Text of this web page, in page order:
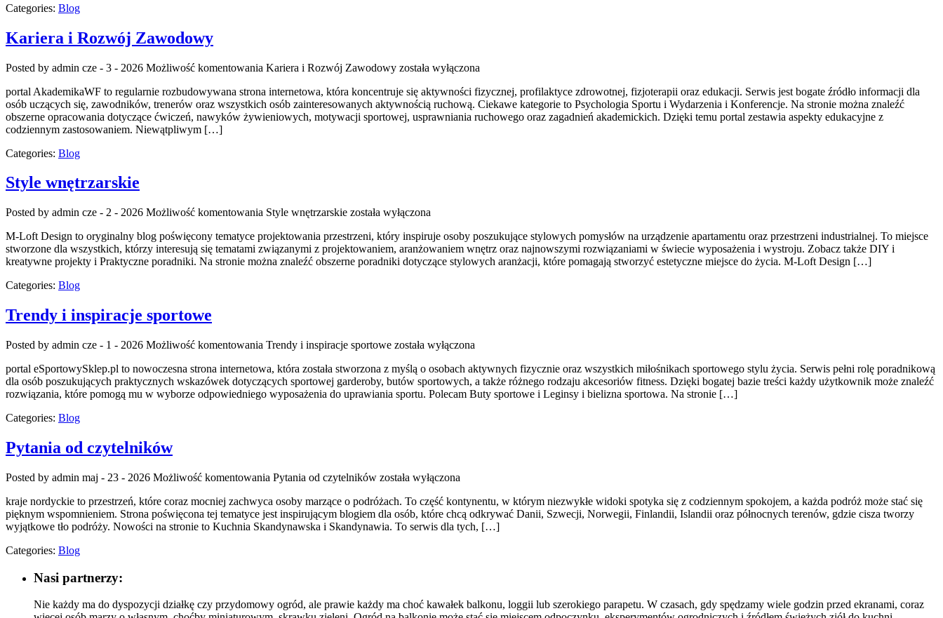
Categories: Blog
Kariera i Rozwój Zawodowy
Posted by admin cze - 3 - 2026 Możliwość komentowania Kariera i Rozwój Zawodowy została wyłączona
portal AkademikaWF to regularnie rozbudowywana strona internetowa, która koncentruje się aktywności fizycznej, profilaktyce zdrowotnej, fizjoterapii oraz edukacji. Serwis jest bogate źródło informacji dla
osób uczących się, zawodników, trenerów oraz wszystkich osób zainteresowanych aktywnością ruchową. Ciekawe kategorie to Psychologia Sportu i Wydarzenia i Konferencje. Na stronie można znaleźć
obszerne opracowania dotyczące ćwiczeń, nawyków żywieniowych, motywacji sportowej, usprawniania ruchowego oraz zagadnień akademickich. Dzięki temu portal zestawia aspekty edukacyjne z
codziennym zastosowaniem. Niewątpliwym […]
Categories: Blog
Style wnętrzarskie
Posted by admin cze - 2 - 2026 Możliwość komentowania Style wnętrzarskie została wyłączona
M-Loft Design to oryginalny blog poświęcony tematyce projektowania przestrzeni, który inspiruje osoby poszukujące stylowych pomysłów na urządzenie apartamentu oraz przestrzeni industrialnej. To miejsce
stworzone dla wszystkich, którzy interesują się tematami związanymi z projektowaniem, aranżowaniem wnętrz oraz najnowszymi rozwiązaniami w świecie wyposażenia i wystroju. Zobacz także DIY i
kreatywne projekty i Praktyczne poradniki. Na stronie można znaleźć obszerne poradniki dotyczące stylowych aranżacji, które pomagają stworzyć estetyczne miejsce do życia. M-Loft Design […]
Categories: Blog
Trendy i inspiracje sportowe
Posted by admin cze - 1 - 2026 Możliwość komentowania Trendy i inspiracje sportowe została wyłączona
portal eSportowySklep.pl to nowoczesna strona internetowa, która została stworzona z myślą o osobach aktywnych fizycznie oraz wszystkich miłośnikach sportowego stylu życia. Serwis pełni rolę poradnikową
dla osób poszukujących praktycznych wskazówek dotyczących sportowej garderoby, butów sportowych, a także różnego rodzaju akcesoriów fitness. Dzięki bogatej bazie treści każdy użytkownik może znaleźć
rozwiązania, które pomogą mu w wyborze odpowiedniego wyposażenia do uprawiania sportu. Polecam Buty sportowe i Leginsy i bielizna sportowa. Na stronie […]
Categories: Blog
Pytania od czytelników
Posted by admin maj - 23 - 2026 Możliwość komentowania Pytania od czytelników została wyłączona
kraje nordyckie to przestrzeń, które coraz mocniej zachwyca osoby marzące o podróżach. To część kontynentu, w którym niezwykłe widoki spotyka się z codziennym spokojem, a każda podróż może stać się
pięknym wspomnieniem. Strona poświęcona tej tematyce jest inspirującym blogiem dla osób, które chcą odkrywać Danii, Szwecji, Norwegii, Finlandii, Islandii oraz północnych terenów, gdzie cisza tworzy
wyjątkowe tło podróży. Nowości na stronie to Kuchnia Skandynawska i Skandynawia. To serwis dla tych, […]
Categories: Blog
Nasi partnerzy:
Nie każdy ma do dyspozycji działkę czy przydomowy ogród, ale prawie każdy ma choć kawałek balkonu, loggii lub szerokiego parapetu. W czasach, gdy spędzamy wiele godzin przed ekranami, coraz